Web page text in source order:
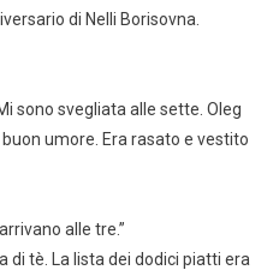
di Nelli Borisovna.
sono svegliata alle sette. Oleg
umore. Era rasato e vestito
alle tre.”
di tè. La lista dei dodici piatti era